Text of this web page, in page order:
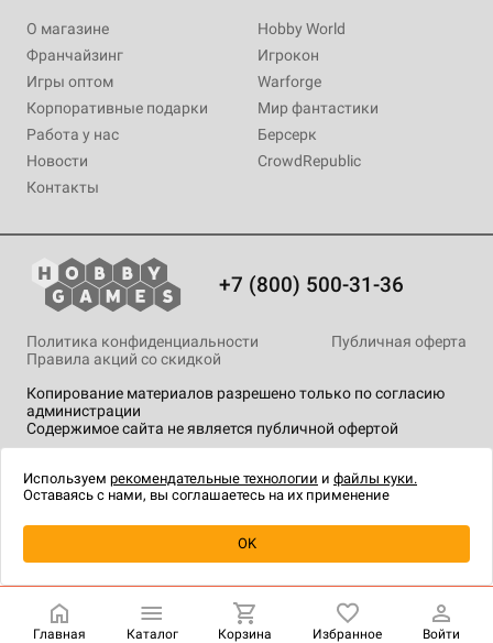
Уведомить о наличии
О магазине
Франчайзинг
Игры оптом
Корпоративные подарки
Работа у нас
Новости
Контакты
Hobby World
Игрокон
Warforge
Мир фантастики
Берсерк
CrowdRepublic
+7 (800) 500-31-36
Копирование материалов разрешено только по согласию
администрации
Содержимое сайта не является публичной офертой
Политика конфиденциальности
Публичная оферта
Правила акций со скидкой
технологии.
Главная Каталог Корзина Избранное Войти
Используем рекомендательные технологии и файлы куки.
Оставаясь с нами, вы соглашаетесь на их применение
OK